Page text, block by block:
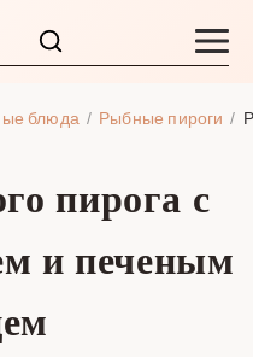
блюда Рыбные пироги
пирога с
и печеным